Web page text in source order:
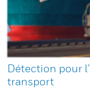
Détection pour
transport